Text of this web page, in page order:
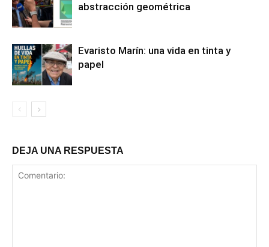
abstracción geométrica
Evaristo Marín: una vida en tinta y
papel
DEJA UNA RESPUESTA